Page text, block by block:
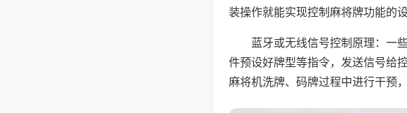
装操作就能实现控制麻将牌功能的设
蓝牙或无线信号控制原理：一
件预设好牌型等指令，发送信号给
麻将机洗牌、码牌过程中进行干预